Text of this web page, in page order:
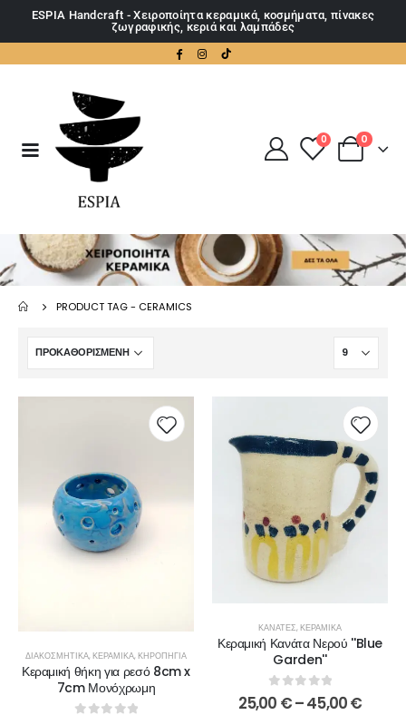
ESPIA Handcraft - Χειροποίητα κεραμικά, κοσμήματα, πίνακες
ζωγραφικής, κεριά και λαμπάδες
0 0
PRODUCT TAG - CERAMICS
ΔΙΑΚΟΣΜΗΤΙΚΆ,ΚΕΡΑΜΙΚΆ,ΚΗΡΟΠΉΓΙΑ
Κεραμική θήκη για ρεσό 8cm x
7cm Μονόχρωμη
ΚΑΝΆΤΕΣ,ΚΕΡΑΜΙΚΆ
Κεραμική Κανάτα Νερού ''Blue
Garden''
0 out of 5
25,00 €–45,00€